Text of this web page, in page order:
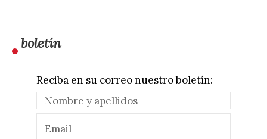
boletín
Reciba en su correo nuestro boletín: